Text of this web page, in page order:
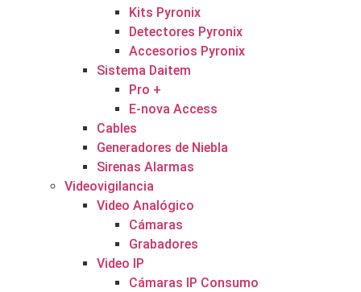
Kits Pyronix
Detectores Pyronix
Accesorios Pyronix
Sistema Daitem
Pro +
E-nova Access
Cables
Generadores de Niebla
Sirenas Alarmas
Videovigilancia
Video Analógico
Cámaras
Grabadores
Video IP
Cámaras IP Consumo